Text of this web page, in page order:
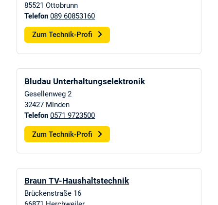
85521 Ottobrunn
Telefon 089 60853160
Zum Technik-Profi
Bludau Unterhaltungselektronik
Gesellenweg 2
32427 Minden
Telefon 0571 9723500
Zum Technik-Profi
Braun TV-Haushaltstechnik
Brückenstraße 16